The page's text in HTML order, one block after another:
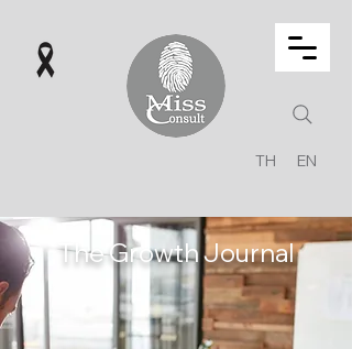
TH EN
The Growth Journal